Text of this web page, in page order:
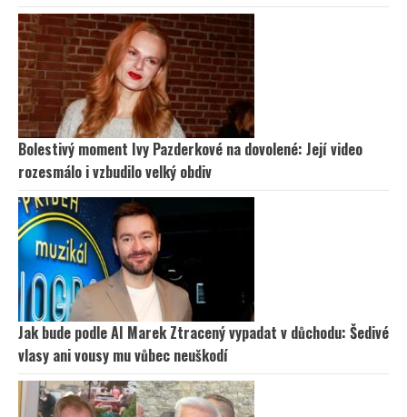
Bolestivý moment Ivy Pazderkové na dovolené: Její video
rozesmálo i vzbudilo velký obdiv
Jak bude podle AI Marek Ztracený vypadat v důchodu: Šedivé
vlasy ani vousy mu vůbec neuškodí